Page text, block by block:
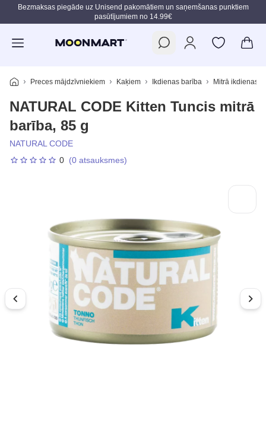
Pāriet uz galveno saturu
Bezmaksas piegāde uz Unisend pakomātiem un saņemšanas punktiem
pasūtījumiem no 14.99€
Preces mājdzīvniekiem Kaķiem Ikdienas barība Mitrā ikdienas
NATURAL CODE Kitten Tuncis mitrā
barība, 85 g
NATURAL CODE
0 (0 atsauksmes)